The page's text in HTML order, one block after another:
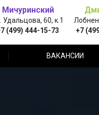
Мичуринский
Удальцова, 60, к.1
(499) 444-15-73
+7
ВАКАНСИИ